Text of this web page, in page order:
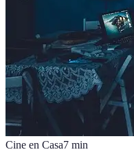
Cine en Casa7 min